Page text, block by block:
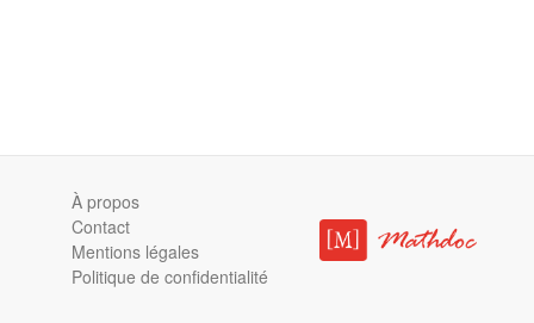
À propos
Contact
Mentions légales
Politique de confidentialité